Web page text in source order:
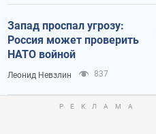
Запад проспал угрозу:
Россия может проверить
НАТО войной
Леонид Невзлин 837